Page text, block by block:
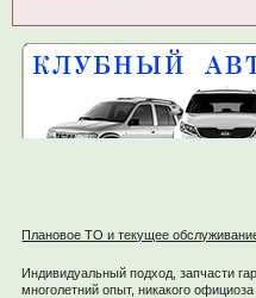
Плановое ТО и текущее
Индивидуальный подход, запчасти
многолетний опыт, никакого